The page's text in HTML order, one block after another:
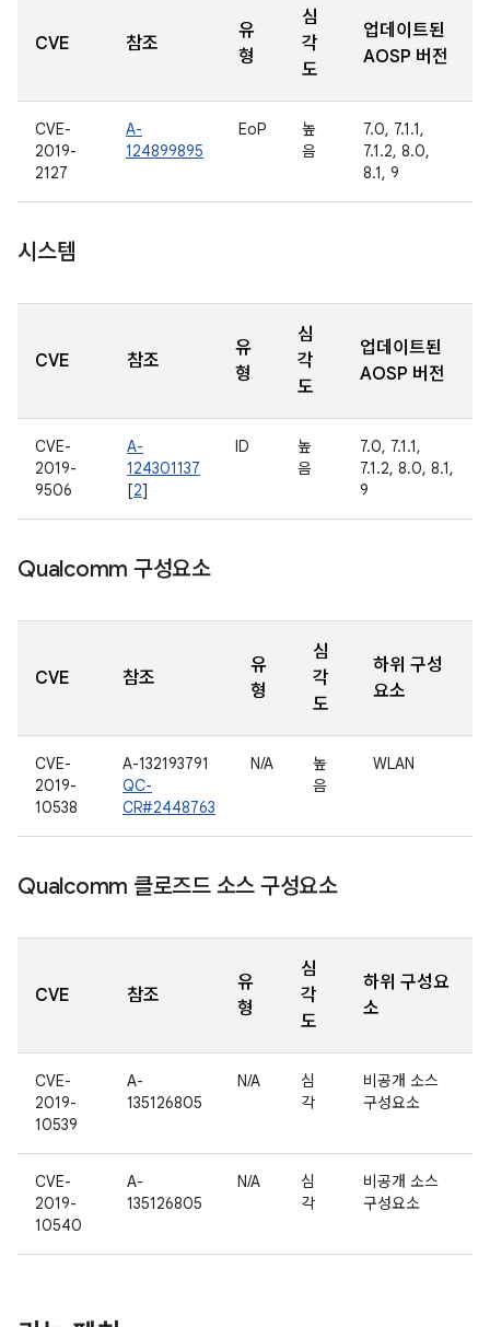
CVE 참조
유
형
심
각
도
업데이트된
AOSP 버전
CVE-
2019-
2127
A-
124899895
EoP
높
음
7.0, 7.1.1,
7.1.2, 8.0,
8.1, 9
시스템
CVE 참조
유
형
심
각
도
업데이트된
AOSP 버전
CVE-
2019-
9506
A-
124301137
[2]
ID
높
음
7.0, 7.1.1,
7.1.2, 8.0, 8.1,
9
Qualcomm 구성요소
CVE 참조
유
형
심
각
도
하위 구성
요소
CVE-
2019-
10538
A-132193791
QC-
CR#2448763
N/A
높
음
WLAN
Qualcomm 클로즈드 소스 구성요소
CVE 참조
유
형
심
각
도
하위 구성요
소
CVE-
2019-
10539
A-
135126805
N/A
심
각
비공개 소스
구성요소
CVE-
2019-
10540
A-
135126805
N/A
심
각
비공개 소스
구성요소